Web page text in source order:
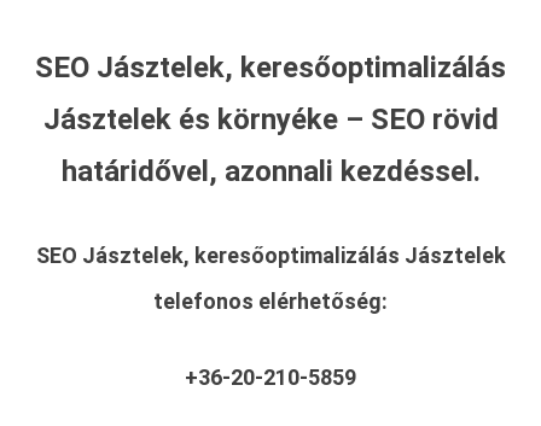
SEO Jásztelek, keresőoptimalizálás
Jásztelek és környéke – SEO rövid
határidővel, azonnali kezdéssel.
SEO Jásztelek, keresőoptimalizálás Jásztelek
telefonos elérhetőség:
+36-20-210-5859